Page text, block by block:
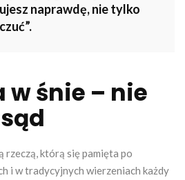
naprawdę, nie tylko
w śnie – nie
rzeczą, którą się pamięta po
i w tradycyjnych wierzeniach każdy